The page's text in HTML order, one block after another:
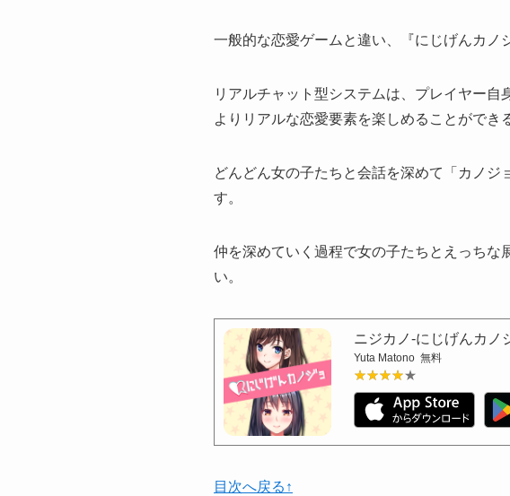
一般的な恋愛ゲームと違い、『にじげんカノ
リアルチャット型システムは、プレイヤー
よりリアルな恋愛要素を楽しめることができ
どんどん女の子たちと会話を深めて「カノ
す。
仲を深めていく過程で女の子たちとえっちな
い。
ニジカノ-にじげんカノ
Yuta Matono 無料
★★★★★
★★★★★
目次へ戻る↑